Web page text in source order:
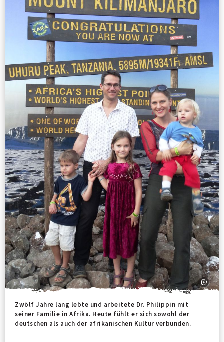
Zwölf Jahre lang lebte und arbeitete Dr. Philippin mit
seiner Familie in Afrika. Heute fühlt er sich sowohl der
deutschen als auch der afrikanischen Kultur verbunden.